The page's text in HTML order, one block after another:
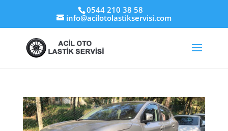
0544 210 38 58
info@acilotolastikservisi.com